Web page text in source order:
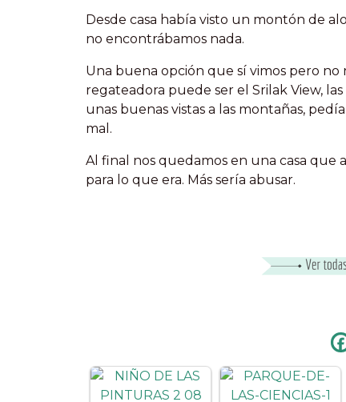
Desde casa había visto un montón de
no encontrábamos nada.
Una buena opción que sí vimos pero
regateadora puede ser el Srilak View,
unas buenas vistas a las montañas,
mal.
Al final nos quedamos en una casa que
para lo que era. Más sería abusar.